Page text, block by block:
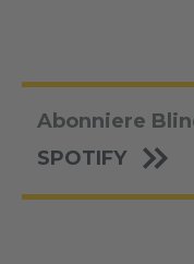
Abonniere
SPOTIFY